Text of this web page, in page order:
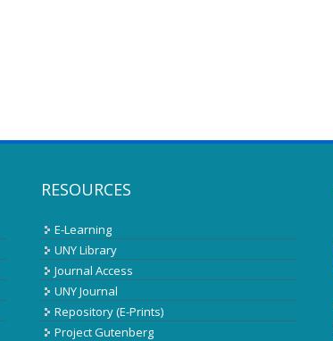
RESOURCES
E-Learning
UNY Library
Journal Access
UNY Journal
Repository (E-Prints)
Project Gutenberg